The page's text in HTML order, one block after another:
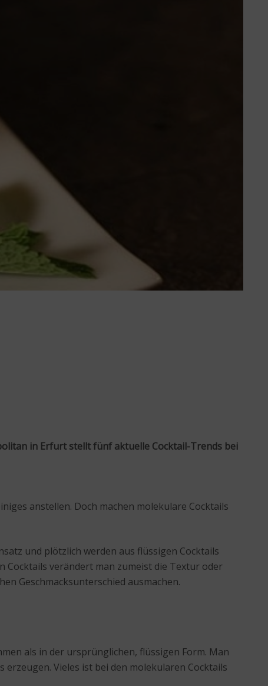
in Erfurt stellt fünf aktuelle Cocktail-Trends bei
anstellen. Doch machen molekulare Cocktails
und plötzlich werden aus flüssigen Cocktails
Cocktails verändert man zumeist die Textur oder
Geschmacksunterschied ausmachen.
als in der ursprünglichen, flüssigen Form. Man
Vieles ist bei den molekularen Cocktails